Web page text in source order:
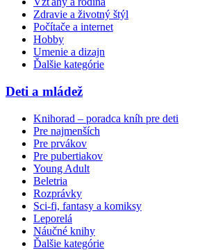
Zdravie a životný štýl
Počítače a internet
Hobby
Umenie a dizajn
Ďalšie kategórie
Deti a mládež
Knihorad – poradca kníh pre deti
Pre najmenších
Pre prvákov
Pre pubertiakov
Young Adult
Beletria
Rozprávky
Sci-fi, fantasy a komiksy
Leporelá
Náučné knihy
Ďalšie kategórie